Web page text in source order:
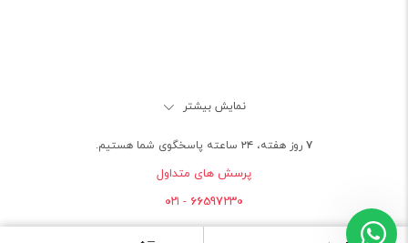
نمایش بیشتر
۷ روز هفته، ۲۴ ساعته پاسخگوی شما هستیم.
پرسش های متداول
66597230 - ۰۲۱